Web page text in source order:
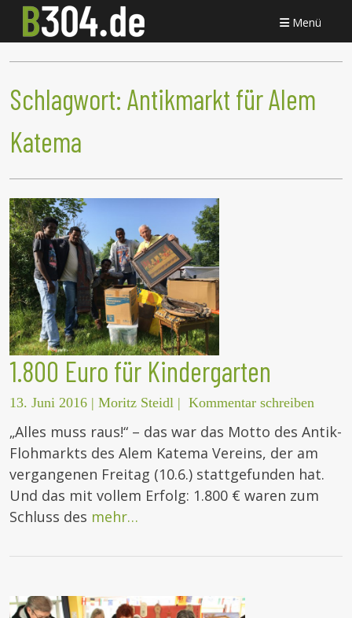
Menü
Schlagwort: Antikmarkt für Alem
Katema
1.800 Euro für Kindergarten
13. Juni 2016 | Moritz Steidl | Kommentar schreiben
„Alles muss raus!“ – das war das Motto des Antik-
Flohmarkts des Alem Katema Vereins, der am
vergangenen Freitag (10.6.) stattgefunden hat.
Und das mit vollem Erfolg: 1.800 € waren zum
Schluss des mehr…